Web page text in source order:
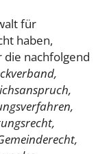
für
haben,
nachfolgend